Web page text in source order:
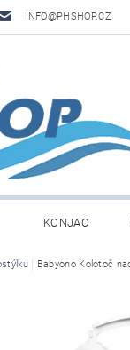
INFO@PHSHOP.CZ
KONJAC
A KSIBabyono Kolotoč